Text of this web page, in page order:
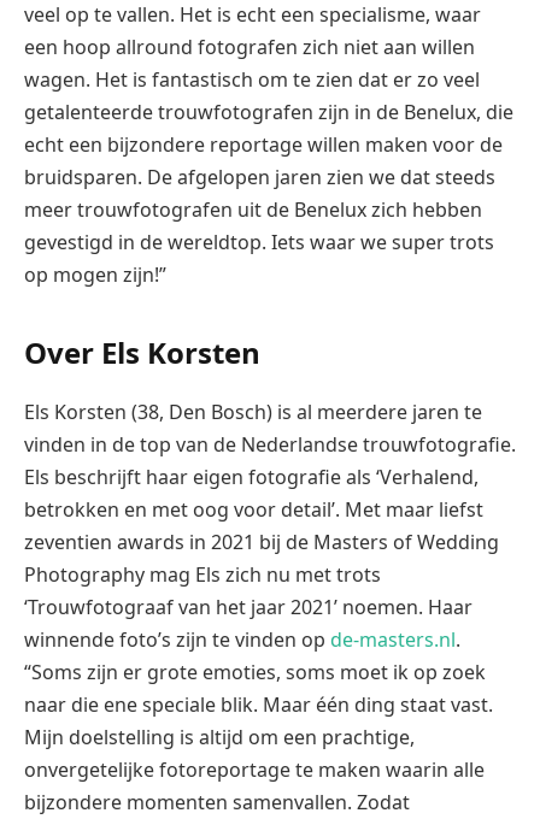
veel op te vallen. Het is echt een specialisme, waar
een hoop allround fotografen zich niet aan willen
wagen. Het is fantastisch om te zien dat er zo veel
getalenteerde trouwfotografen zijn in de Benelux, die
echt een bijzondere reportage willen maken voor de
bruidsparen. De afgelopen jaren zien we dat steeds
meer trouwfotografen uit de Benelux zich hebben
gevestigd in de wereldtop. Iets waar we super trots
op mogen zijn!”
Over Els Korsten
Els Korsten (38, Den Bosch) is al meerdere jaren te
vinden in de top van de Nederlandse trouwfotografie.
Els beschrijft haar eigen fotografie als ‘Verhalend,
betrokken en met oog voor detail’. Met maar liefst
zeventien awards in 2021 bij de Masters of Wedding
Photography mag Els zich nu met trots
‘Trouwfotograaf van het jaar 2021’ noemen. Haar
winnende foto’s zijn te vinden op de-masters.nl.
“Soms zijn er grote emoties, soms moet ik op zoek
naar die ene speciale blik. Maar één ding staat vast.
Mijn doelstelling is altijd om een prachtige,
onvergetelijke fotoreportage te maken waarin alle
bijzondere momenten samenvallen. Zodat